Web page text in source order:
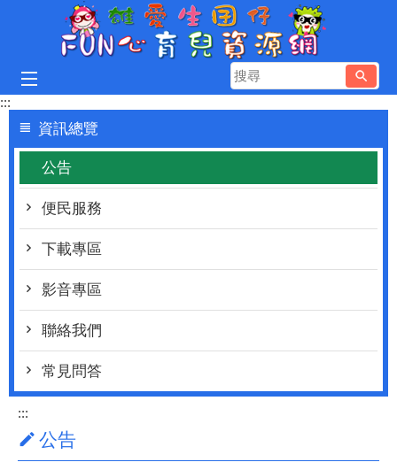
跳到主要內容區塊
搜
尋
:::
資訊總覽
公告
便民服務
下載專區
影音專區
聯絡我們
常見問答
:::
公告